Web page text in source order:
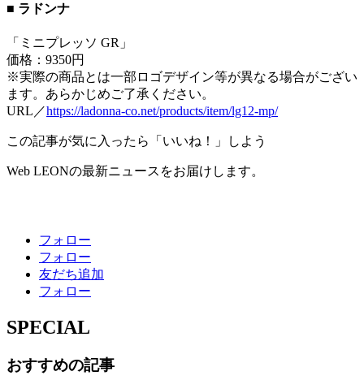
■ ラドンナ
「ミニプレッソ GR」
価格：9350円
※実際の商品とは一部ロゴデザイン等が異なる場合がござい
ます。あらかじめご了承ください。
URL／https://ladonna-co.net/products/item/lg12-mp/
この記事が気に入ったら「いいね！」しよう
Web LEONの最新ニュースをお届けします。
フォロー
フォロー
友だち追加
フォロー
SPECIAL
おすすめの記事